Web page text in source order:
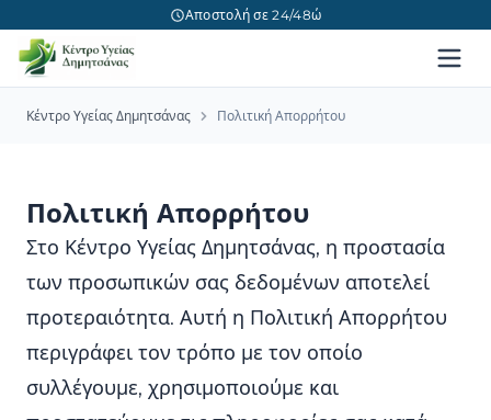
Αποστολή σε 24/48ώ
Κέντρο Υγείας Δημητσάνας Πολιτική Απορρήτου
Πολιτική Απορρήτου
Στο Κέντρο Υγείας Δημητσάνας, η προστασία
των προσωπικών σας δεδομένων αποτελεί
προτεραιότητα. Αυτή η Πολιτική Απορρήτου
περιγράφει τον τρόπο με τον οποίο
συλλέγουμε, χρησιμοποιούμε και